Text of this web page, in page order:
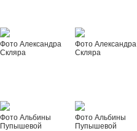
Фото Александра
Скляра
Фото Александра
Скляра
Фото Альбины
Пупышевой
Фото Альбины
Пупышевой